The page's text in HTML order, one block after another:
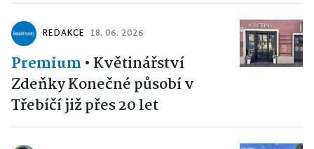
REDAKCE 18. 06. 2026
Premium • Květinářství
Zdeňky Konečné působí v
Třebíčí již přes 20 let